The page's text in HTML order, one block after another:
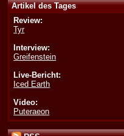
Artikel des Tages
Review:
Tyr
Interview:
Greifenstein
Live-Bericht:
Iced Earth
Video:
Puteraeon